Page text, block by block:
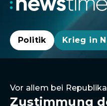
Politik Krieg in
Vor allem bei
Zustimmung